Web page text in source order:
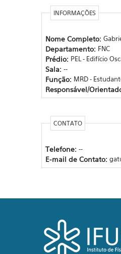
INFORMAÇÕES
Nome Completo:
Departamento: FNC
Prédio: PEL - Edifício
Sala: --
Função: MRD -
Responsável/
CONTATO
Telefone: --
E-mail de Contato: